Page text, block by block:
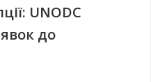
UNODC
до